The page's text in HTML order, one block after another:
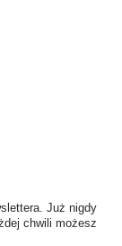
Już nigdy
chwili możesz